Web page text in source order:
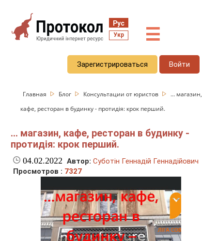
Рус
Укр ☰
Зарегистрироваться Войти
Главная Блог Консультации от юристов
… магазин,
кафе, ресторан в будинку - протидія: крок перший.
… магазин, кафе, ресторан в будинку -
протидія: крок перший.
04.02.2022 Автор: Суботін Геннадій Геннадійович
Просмотров : 7327